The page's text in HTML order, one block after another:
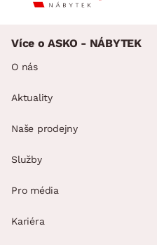
Více o ASKO - NÁBYTEK
O nás
Aktuality
Naše prodejny
Služby
Pro média
Kariéra